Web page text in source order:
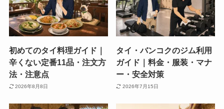
初めてのタイ料理ガイド｜
辛くない定番11品・注文方
法・注意点
2026年8月8日
タイ・バンコクのジム利用
ガイド｜料金・服装・マナ
ー・安全対策
2026年7月15日